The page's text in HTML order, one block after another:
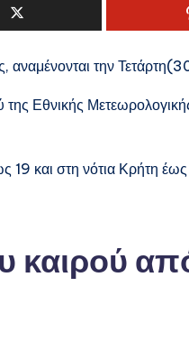
αναμένονται την
Εθνικής
19 και στη νότια Κρήτη
καιρού